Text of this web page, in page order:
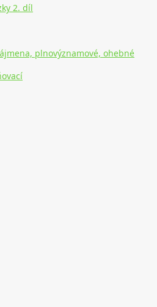
2. díl
plnovýznamové, ohebné